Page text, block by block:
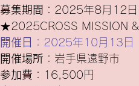
募集期間 ：2025年8月12
★2025CROSS MISSION
開催日
：2025年10月13日
開催場所 ：岩手県遠野市
参加費 ：16,500円